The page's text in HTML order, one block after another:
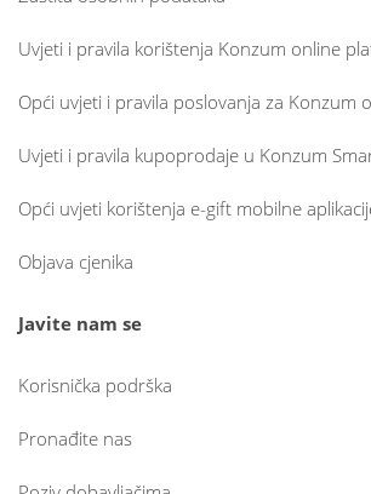
Uvjeti i pravila korištenja Konzum online
Opći uvjeti i pravila poslovanja za Konzum
Uvjeti i pravila kupoprodaje u Konzum
Opći uvjeti korištenja e-gift mobilne
Objava cjenika
Javite nam se
Korisnička podrška
Pronađite nas